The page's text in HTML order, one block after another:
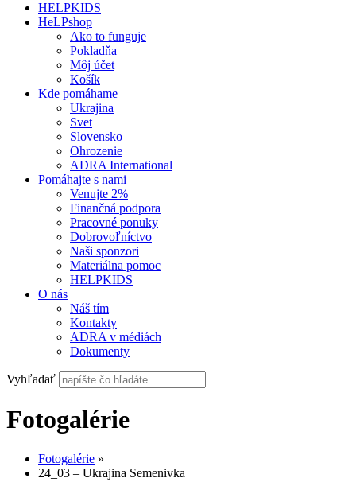
HELPKIDS
HeLPshop
Ako to funguje
Pokladňa
Môj účet
Košík
Kde pomáhame
Ukrajina
Svet
Slovensko
Ohrozenie
ADRA International
Pomáhajte s nami
Venujte 2%
Finančná podpora
Pracovné ponuky
Dobrovoľníctvo
Naši sponzori
Materiálna pomoc
HELPKIDS
O nás
Náš tím
Kontakty
ADRA v médiách
Dokumenty
Vyhľadať
Fotogalérie
Fotogalérie »
24_03 – Ukrajina Semenivka